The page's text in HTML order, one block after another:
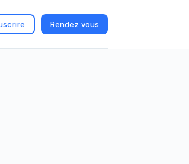
Rendez vous